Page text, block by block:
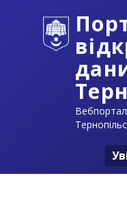
Вебпортал